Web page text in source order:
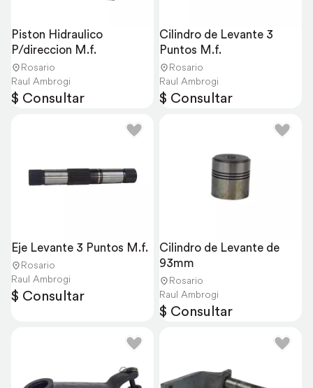
Piston Hidraulico
P/direccion M.f.
Rosario
Raul Ambrogi
$ Consultar
Cilindro de Levante 3
Puntos M.f.
Rosario
Raul Ambrogi
$ Consultar
Eje Levante 3 Puntos M.f.
Rosario
Raul Ambrogi
$ Consultar
Cilindro de Levante de
93mm
Rosario
Raul Ambrogi
$ Consultar